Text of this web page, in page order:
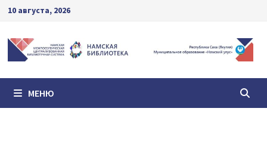
Перейти
содержимому
10 августа, 2026
МЕНЮ